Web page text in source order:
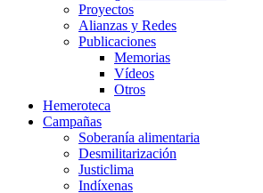
Proyectos
Alianzas y Redes
Publicaciones
Memorias
Vídeos
Otros
Hemeroteca
Campañas
Soberanía alimentaria
Desmilitarización
Justiclima
Indíxenas